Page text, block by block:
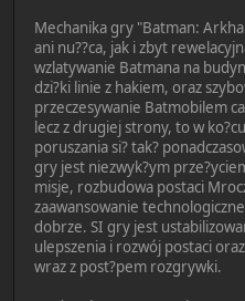
Mechanika gry "Batman:
ani nu??ca, jak i zbyt
wzlatywanie Batmana na
dzi?ki linie z hakiem, oraz
przeczesywanie Batmobilem
lecz z drugiej strony, to w
poruszania si? tak?
gry jest niezwyk?ym
misje, rozbudowa postaci
zaawansowanie
dobrze. SI gry jest
ulepszenia i rozwój postaci
wraz z post?pem rozgrywki.